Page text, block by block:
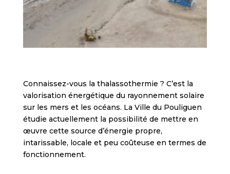
Connaissez-vous la thalassothermie ? C’est la
valorisation énergétique du rayonnement solaire
sur les mers et les océans. La Ville du Pouliguen
étudie actuellement la possibilité de mettre en
œuvre cette source d’énergie propre,
intarissable, locale et peu coûteuse en termes de
fonctionnement.